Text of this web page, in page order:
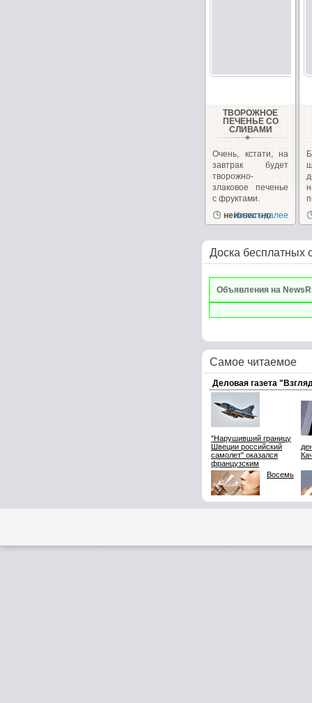
ТВОРОЖНОЕ
ПЕЧЕНЬЕ СО
СЛИВАМИ
Очень, кстати, на
завтрак будет
творожно-
злаковое печенье
с фруктами.
неизвестно
Читать далее
Доска бесплатных
Объявления на
Самое читаемое